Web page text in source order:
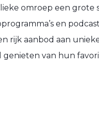
omroep een grote
en
rijk aanbod aan
genieten van hun